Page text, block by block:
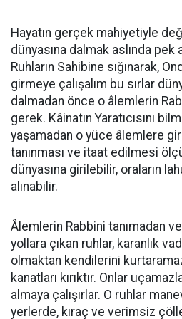
Hayatın gerçek mahiyetiyle
dünyasına dalmak aslında pek
Ruhların Sahibine sığınarak,
girmeye çalışalım bu sırlar
dalmadan önce o âlemlerin
gerek. Kâinatın Yaratıcısını
yaşamadan o yüce âlemlere
tanınması ve itaat edilmesi
dünyasına girilebilir, oraların
alınabilir.
Âlemlerin Rabbini tanımadan
yollara çıkan ruhlar, karanlık
olmaktan kendilerini
kanatları kırıktır. Onlar
almaya çalışırlar. O ruhlar
yerlerde, kıraç ve verimsiz